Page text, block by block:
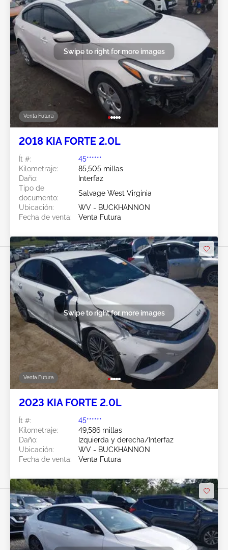
Venta Futura
Swipe to right for more images
2018 KIA FORTE 2.0L
Ít #:
45******
Kilometraje:
85,505 millas
Daño:
Interfaz
Tipo de
documento:
Salvage West Virginia
Ubicación:
WV - BUCKHANNON
Fecha de venta:
Venta Futura
Venta Futura
Swipe to right for more images
2023 KIA FORTE 2.0L
Ít #:
45******
Kilometraje:
49,586 millas
Daño:
Izquierda y derecha/Interfaz
Ubicación:
WV - BUCKHANNON
Fecha de venta:
Venta Futura